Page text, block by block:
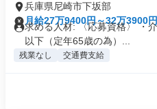
兵庫県尼崎市下坂部
月給27万9400円～32万3900円
求める人材: 〈応募資格〉 ・
以下（定年65歳の為）...
残業なし 交通費支給